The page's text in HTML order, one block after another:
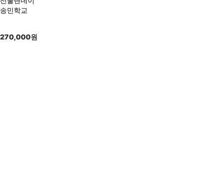
송민학교
270,000원